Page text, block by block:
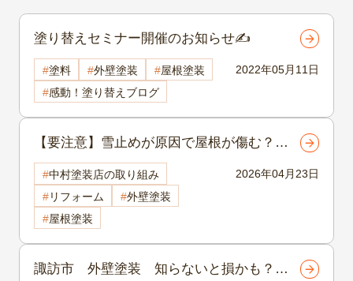
2022年05月11日
塗り替えセミナー開催のお知らせ✍
塗料 外壁塗装
屋根塗装
感動！塗り替えブログ
2026年04月23日
【要注意】雪止めが原因で屋根が傷む？寒
冷地で起きる意外な劣化と対策 諏訪市屋
根塗装
中村塗装店の取り組み
リフォーム
外壁塗装
屋根塗装
諏訪市 外壁塗装 知らないと損かも？諏